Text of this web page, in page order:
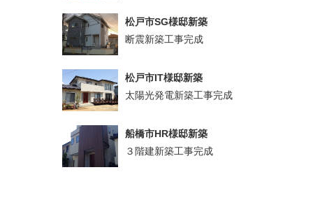
松戸市SG様邸新築
断震新築工事完成
松戸市IT様邸新築
太陽光発電新築工事完成
船橋市HR様邸新築
３階建新築工事完成